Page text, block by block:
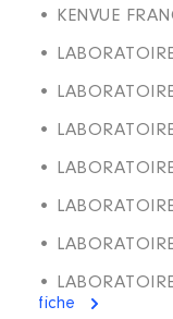
• KENVUE
•
•
•
•
•
•
•
fiche